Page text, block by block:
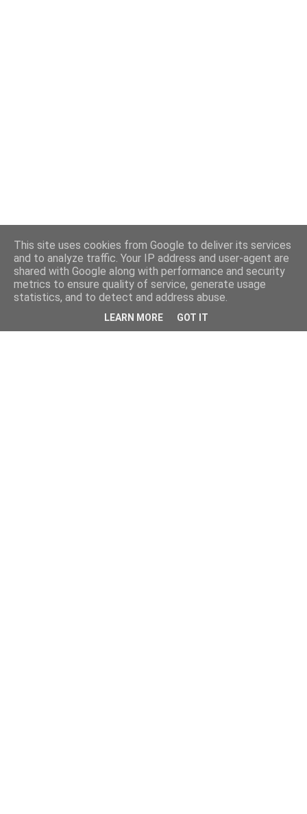
This site uses cookies from Google to deliver its services
and to analyze traffic. Your IP address and user-agent are
shared with Google along with performance and security
metrics to ensure quality of service, generate usage
statistics, and to detect and address abuse.
LEARN MORE GOT IT